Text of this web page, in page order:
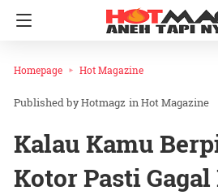
Homepage Hot Magazine
Hotmagz inHot Magazine
Kalau Kamu
Kotor Pasti